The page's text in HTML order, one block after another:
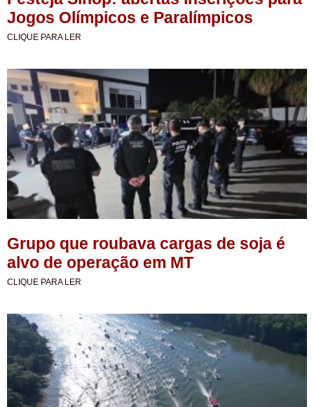
Jogos Olímpicos e Paralímpicos
CLIQUE PARA LER
Grupo que roubava cargas de soja é
alvo de operação em MT
CLIQUE PARA LER